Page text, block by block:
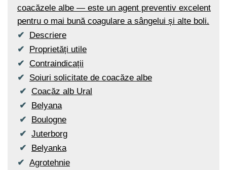
coacăzele albe — este un agent preventiv excelent
pentru o mai bună coagulare a sângelui și alte boli.
Descriere
Proprietăți utile
Contraindicații
Soiuri solicitate de coacăze albe
Coacăz alb Ural
Belyana
Boulogne
Juterborg
Belyanka
Agrotehnie